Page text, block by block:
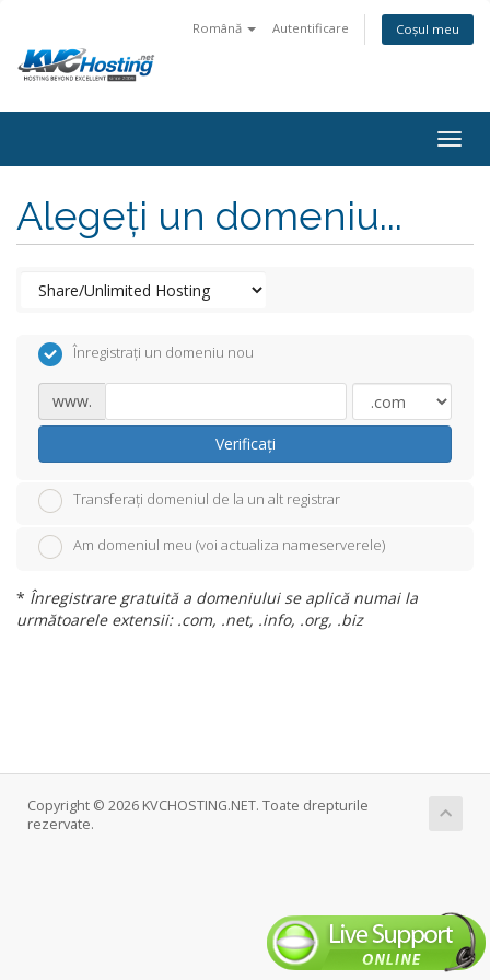
Română Autentificare Coșul meu
Alegeți un domeniu...
Înregistrați un domeniu nou
www.
Verificați
Transferați domeniul de la un alt registrar
Am domeniul meu (voi actualiza nameserverele)
* Înregistrare gratuită a domeniului se aplică numai la
următoarele extensii: .com, .net, .info, .org, .biz
Copyright © 2026 KVCHOSTING.NET. Toate drepturile
rezervate.